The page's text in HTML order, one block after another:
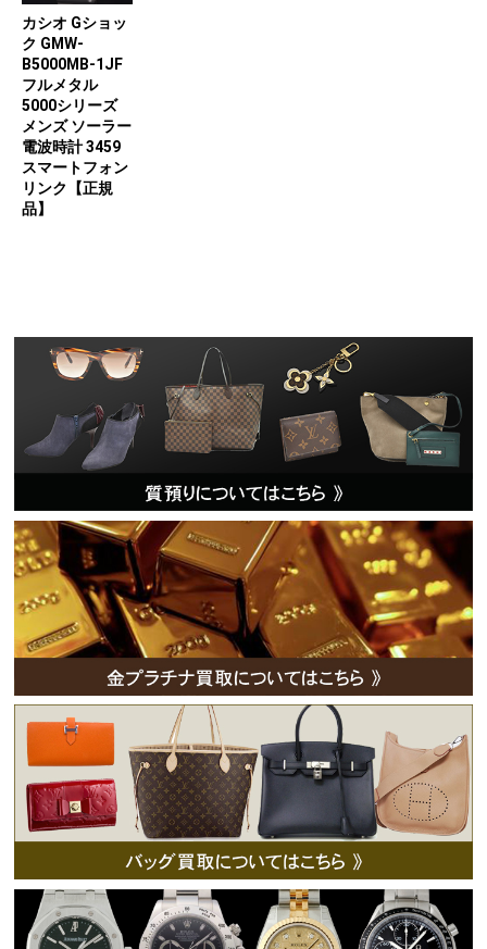
カシオ Gショッ
ク GMW-
B5000MB-1JF
フルメタル
5000シリーズ
メンズ ソーラー
電波時計 3459
スマートフォン
リンク【正規
品】